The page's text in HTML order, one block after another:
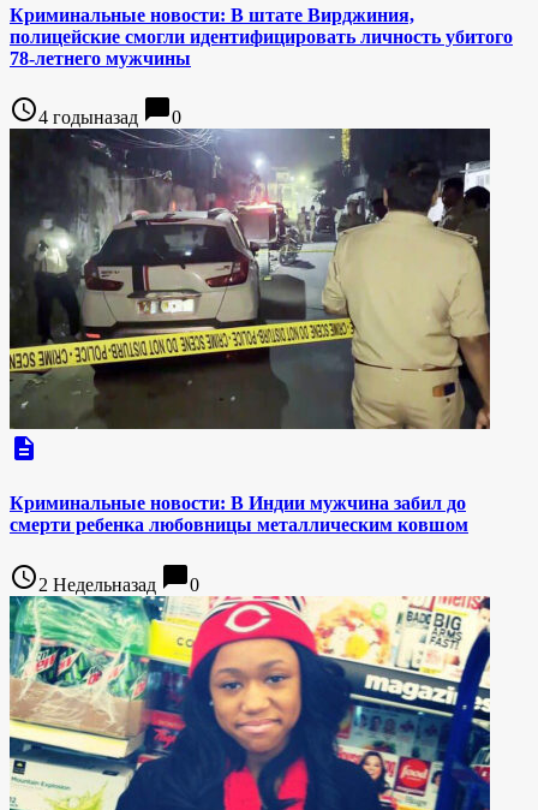
Криминальные новости: В штате Вирджиния,
полицейские смогли идентифицировать личность убитого
78-летнего мужчины
access_time4 годыназад chat_bubble0
description
Криминальные новости: В Индии мужчина забил до
смерти ребенка любовницы металлическим ковшом
access_time2 Недельназад chat_bubble0